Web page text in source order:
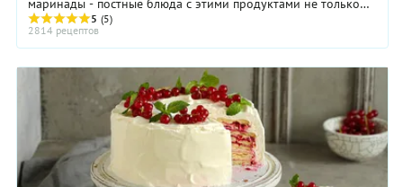
маринады - постные блюда с этими продуктами не только
очень вкусны, но еще и полезны ...
5 (5)
2814 рецептов